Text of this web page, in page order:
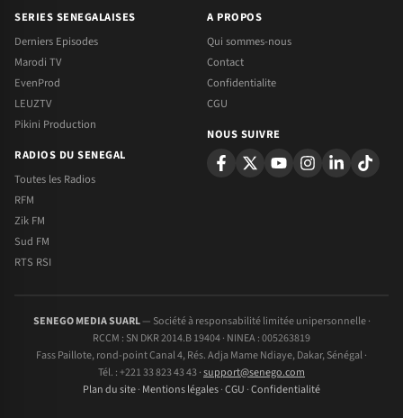
SERIES SENEGALAISES
Derniers Episodes
Marodi TV
EvenProd
LEUZTV
Pikini Production
RADIOS DU SENEGAL
Toutes les Radios
RFM
Zik FM
Sud FM
RTS RSI
A PROPOS
Qui sommes-nous
Contact
Confidentialite
CGU
NOUS SUIVRE
SENEGO MEDIA SUARL— Société à responsabilité limitée unipersonnelle ·
RCCM : SN DKR 2014.B 19404 · NINEA : 005263819
Fass Paillote, rond-point Canal 4, Rés. Adja Mame Ndiaye, Dakar, Sénégal ·
Tél. : +221 33 823 43 43 ·support@senego.com
Plan du site· Mentions légales·CGU ·Confidentialité